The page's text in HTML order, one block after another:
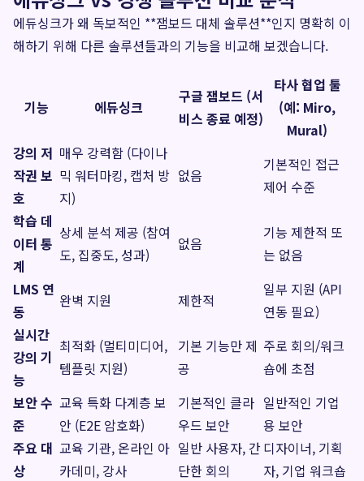
에듀싱크가 왜 독보적인 **잼보드 대체 솔루션**인지 명확히 이
해하기 위해 다른 솔루션들과의 기능을 비교해 보겠습니다.
기능 에듀싱크
구글 잼보드 (서
비스 종료 예정)
타사 협업 툴
(예: Miro,
Mural)
강의 저
작권 보
호
매우 강력함 (다이나
믹 워터마킹, 캡처 방
지)
없음
기본적인 접근
제어 수준
학습 데
이터 통
계
상세 분석 제공 (참여
도, 집중도, 성과)
없음
기능 제한적 또
는 없음
LMS 연
동
완벽 지원 제한적
일부 지원 (API
연동 필요)
실시간
강의 기
능
최적화 (멀티미디어,
템플릿 지원)
기본 기능만 제
공
주로 회의/워크
숍에 초점
보안 수
준
교육 특화 다계층 보
안 (E2E 암호화)
기본적인 클라
우드 보안
일반적인 기업
용 보안
주요 대
상
교육 기관, 온라인 아
카데미, 강사
일반 사용자, 간
단한 회의
디자이너, 기획
자, 기업 워크숍